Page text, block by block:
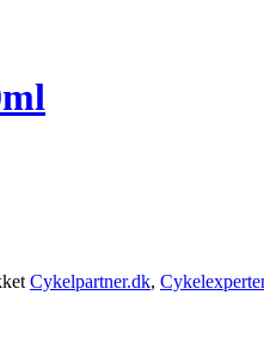
Cykelpartner.dk,